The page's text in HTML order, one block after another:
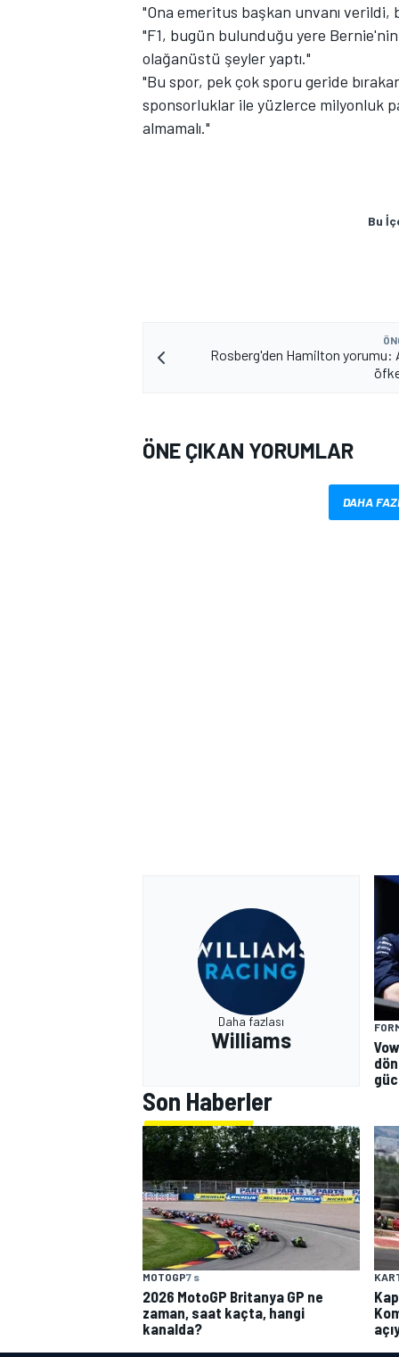
"Ona emeritus başkan unvanı
"F1, bugün bulunduğu yere
olağanüstü şeyler yaptı."
"Bu spor, pek çok sporu geride
sponsorluklar ile yüzlerce milyonluk
almamalı."
Bu
Rosberg'den Hamilton yorumu:
ÖNE ÇIKAN YORUMLAR
DAHA
Daha fazlası
Williams
Son Haberler
MOTOGP7 s
2026 MotoGP Britanya GP ne
zaman, saat kaçta, hangi
kanalda?